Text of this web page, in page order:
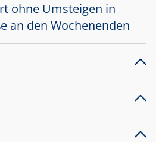
ohne Umsteigen in
an den Wochenenden
Bauarbeiten am
der Bahnstraße in